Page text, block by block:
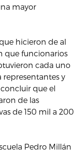
mayor
hicieron de al
que funcionarios
cada uno
y
que el
de las
de 150 mil a 200
Pedro Millán